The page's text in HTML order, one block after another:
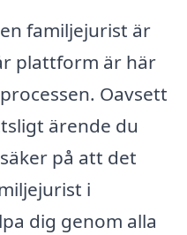
familjejurist är
plattform är här
Oavsett
ärende du
på att det
i
dig genom alla